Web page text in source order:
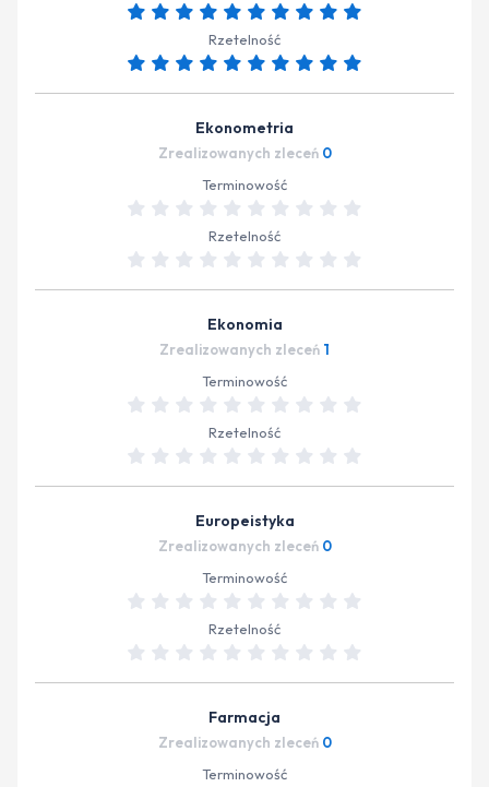
Rzetelność
Ekonometria
Zrealizowanych zleceń 0
Terminowość
Rzetelność
Ekonomia
Zrealizowanych zleceń 1
Terminowość
Rzetelność
Europeistyka
Zrealizowanych zleceń 0
Terminowość
Rzetelność
Farmacja
Zrealizowanych zleceń 0
Terminowość